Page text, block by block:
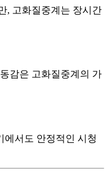
, 고화질중계는 장시간
감은 고화질중계의 가
에서도 안정적인 시청